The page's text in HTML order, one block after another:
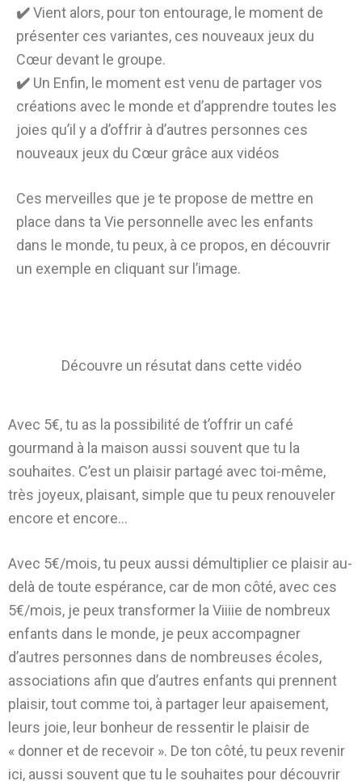
Découvre un résutat dans cette vidéo
✔️Vient alors, pour ton entourage, le moment de
présenter ces variantes, ces nouveaux jeux du
Cœur devant le groupe.
✔️ Un Enfin, le moment est venu de partager vos
créations avec le monde et d’apprendre toutes les
joies qu’il y a d’offrir à d’autres personnes ces
nouveaux jeux du Cœur grâce aux vidéos
Ces merveilles que je te propose de mettre en
place dans ta Vie personnelle avec les enfants
dans le monde, tu peux, à ce propos, en découvrir
un exemple en cliquant sur l’image.
Avec 5€, tu as la possibilité de t’offrir un café
gourmand à la maison aussi souvent que tu la
souhaites. C’est un plaisir partagé avec toi-même,
très joyeux, plaisant, simple que tu peux renouveler
encore et encore…
Avec 5€/mois, tu peux aussi démultiplier ce plaisir au-
delà de toute espérance, car de mon côté, avec ces
5€/mois, je peux transformer la Viiiie de nombreux
enfants dans le monde, je peux accompagner
d’autres personnes dans de nombreuses écoles,
associations afin que d’autres enfants qui prennent
plaisir, tout comme toi, à partager leur apaisement,
leurs joie, leur bonheur de ressentir le plaisir de
« donner et de recevoir ». De ton côté, tu peux revenir
ici, aussi souvent que tu le souhaites pour découvrir